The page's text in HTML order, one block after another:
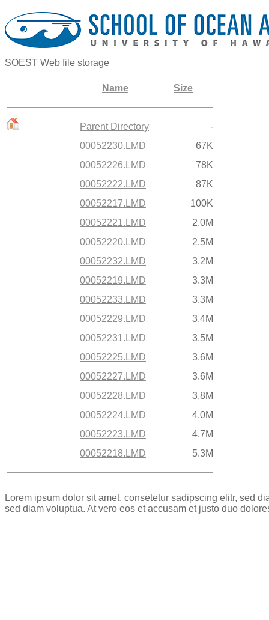
SOEST Web file storage
Name Size
Parent Directory
-
00052230.LMD
67K
00052226.LMD
78K
00052222.LMD
87K
00052217.LMD
100K
00052221.LMD
2.0M
00052220.LMD
2.5M
00052232.LMD
3.2M
00052219.LMD
3.3M
00052233.LMD
3.3M
00052229.LMD
3.4M
00052231.LMD
3.5M
00052225.LMD
3.6M
00052227.LMD
3.6M
00052228.LMD
3.8M
00052224.LMD
4.0M
00052223.LMD
4.7M
00052218.LMD
5.3M
Lorem ipsum dolor sit amet, consetetur sadipscing elitr, sed
sed diam voluptua. At vero eos et accusam et justo duo